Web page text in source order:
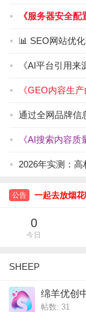
《服务器安全配
📊 SEO网站优
《AI平台引用来
《GEO内容生
通过全网品牌信
《AI搜索内容质
2026年实测：高权重
公告
一起去放烟花
0
今日
SHEEP
绵羊优创
帖数: 31